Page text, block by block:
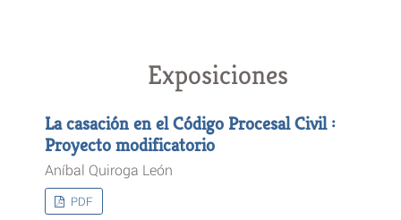
Exposiciones
La casación en el Código Procesal Civil :
Proyecto modificatorio
Aníbal Quiroga León
PDF